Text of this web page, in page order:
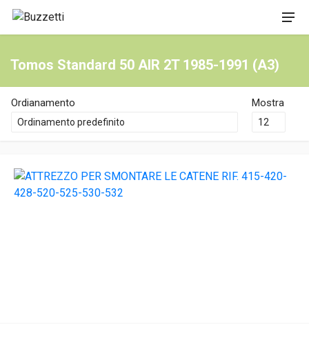
Tomos Standard 50 AIR 2T 1985-1991 (A3)
Ordianamento Mostra